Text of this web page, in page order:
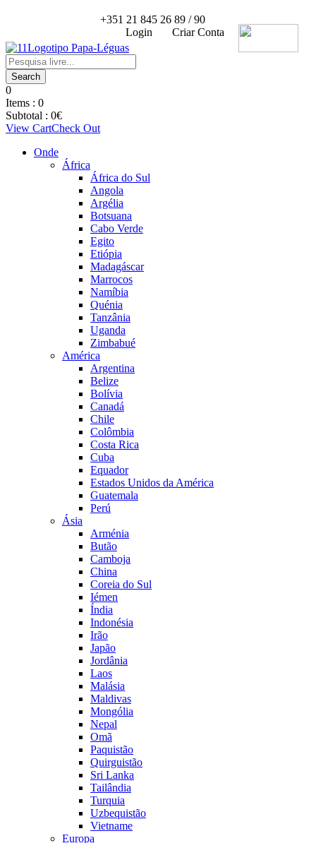
+351 21 845 26 89 / 90
Login
Criar Conta
0
Items : 0
Subtotal : 0€
View CartCheck Out
Onde
África
África do Sul
Angola
Argélia
Botsuana
Cabo Verde
Egito
Etiópia
Madagáscar
Marrocos
Namíbia
Quénia
Tanzânia
Uganda
Zimbabué
América
Argentina
Belize
Bolívia
Canadá
Chile
Colômbia
Costa Rica
Cuba
Equador
Estados Unidos da América
Guatemala
Perú
Ásia
Arménia
Butão
Camboja
China
Coreia do Sul
Iémen
Índia
Indonésia
Irão
Japão
Jordânia
Laos
Malásia
Maldivas
Mongólia
Nepal
Omã
Paquistão
Quirguistão
Sri Lanka
Tailândia
Turquia
Uzbequistão
Vietname
Europa